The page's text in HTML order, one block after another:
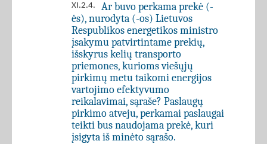
XI.2.4.
Ar buvo perkama prekė (-
ės), nurodyta (-os) Lietuvos
Respublikos energetikos ministro
įsakymu patvirtintame prekių,
išskyrus kelių transporto
priemones, kurioms viešųjų
pirkimų metu taikomi energijos
vartojimo efektyvumo
reikalavimai, sąraše? Paslaugų
pirkimo atveju, perkamai paslaugai
teikti bus naudojama prekė, kuri
įsigyta iš minėto sąrašo.